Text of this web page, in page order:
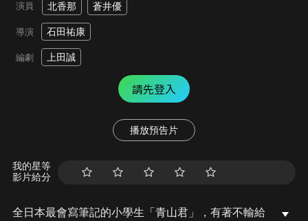
演員 北香那 蒼井優
導演 石田祐康
編劇 上田誠
請先登入
播放預告片
我的星等
影片給分
全日本最會寫筆記的小學生「青山君」，有著不輸給